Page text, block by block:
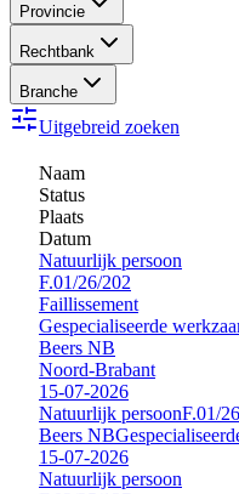
Provincie
Rechtbank
Branche
Uitgebreid zoeken
Naam
Status
Plaats
Datum
Natuurlijk persoon
F.01/26/202
Faillissement
Gespecialiseerde
Beers NB
Noord-Brabant
15-07-2026
Natuurlijk persoonF.01/
Beers NB
15-07-2026
Natuurlijk persoon